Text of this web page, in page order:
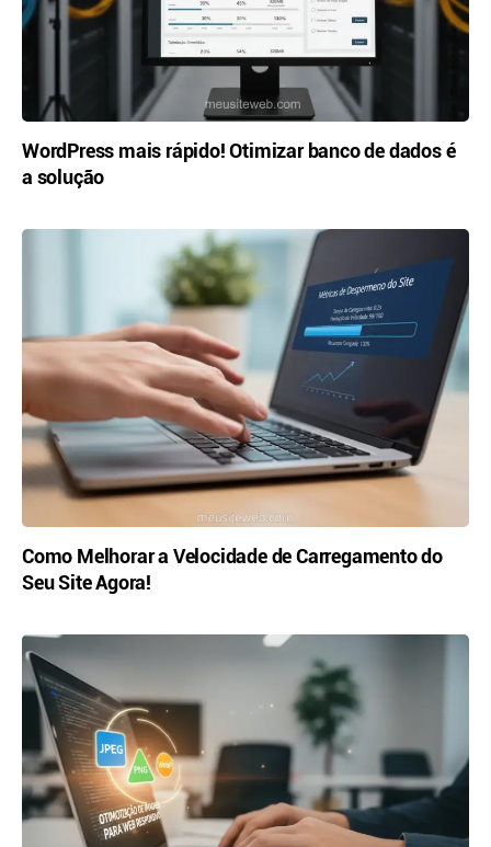
WordPress mais rápido! Otimizar banco de dados é
a solução
Como Melhorar a Velocidade de Carregamento do
Seu Site Agora!